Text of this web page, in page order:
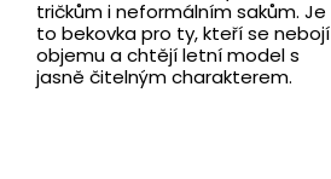
tričkům i neformálním sakům. Je
to bekovka pro ty, kteří se nebojí
objemu a chtějí letní model s
jasně čitelným charakterem.